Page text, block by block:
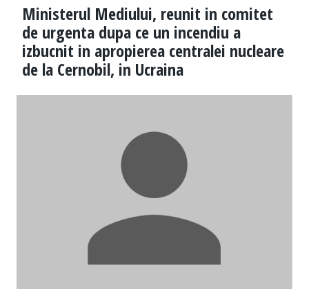
Ministerul Mediului, reunit in comitet
de urgenta dupa ce un incendiu a
izbucnit in apropierea centralei nucleare
de la Cernobil, in Ucraina